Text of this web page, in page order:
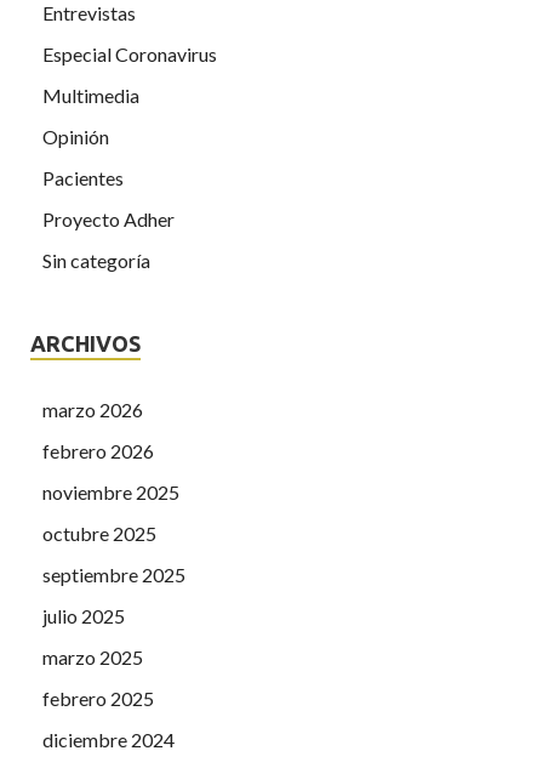
Entrevistas
Especial Coronavirus
Multimedia
Opinión
Pacientes
Proyecto Adher
Sin categoría
ARCHIVOS
marzo 2026
febrero 2026
noviembre 2025
octubre 2025
septiembre 2025
julio 2025
marzo 2025
febrero 2025
diciembre 2024